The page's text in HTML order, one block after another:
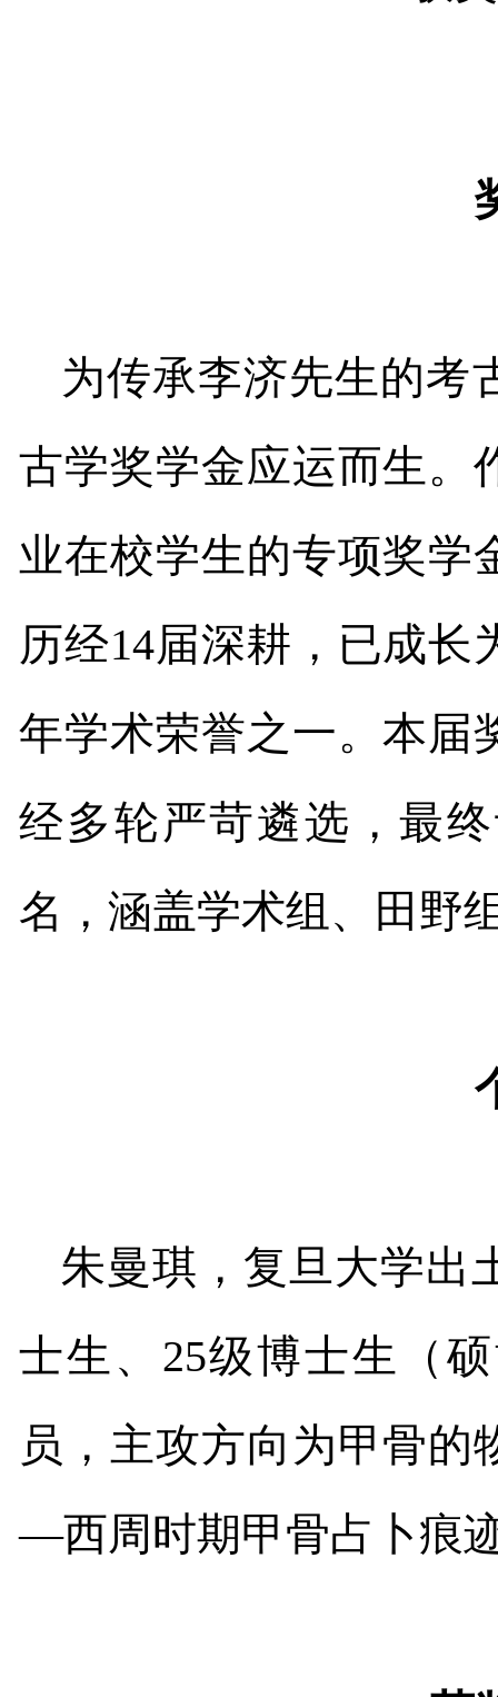
为传承李济先生的考
古学奖学金应运而生。
业在校学生的专项奖学
历经14届深耕，已成长
年学术荣誉之一。本届
经多轮严苛遴选，最
名，涵盖学术组、田野
朱曼琪，复旦大学出
士生、 25级博士生（
员，主攻方向为甲骨的
—西周时期甲骨占卜痕